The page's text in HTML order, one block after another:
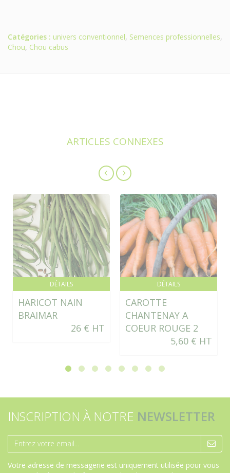
Catégories : univers conventionnel, Semences professionnelles,
Chou, Chou cabus
ARTICLES CONNEXES
DÉTAILS
HARICOT NAIN
BRAIMAR
26 € HT
DÉTAILS
CAROTTE
CHANTENAY A
COEUR ROUGE 2
5,60 € HT
INSCRIPTION À NOTRE NEWSLETTER
Votre adresse de messagerie est uniquement utilisée pour vous